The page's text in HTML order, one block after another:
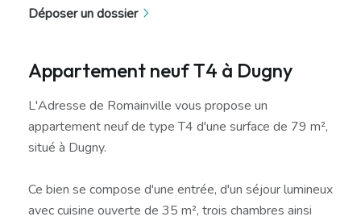
Déposer un dossier
Appartement neuf T4 à Dugny
L'Adresse de Romainville vous propose un
appartement neuf de type T4 d'une surface de 79 m²,
situé à Dugny.
Ce bien se compose d'une entrée, d'un séjour lumineux
avec cuisine ouverte de 35 m², trois chambres ainsi